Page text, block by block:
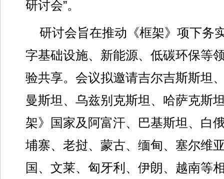
研讨会”。
研讨会旨在推动《框架》项下务
字基础设施、新能源、低碳环保等
验共享。会议拟邀请吉尔吉斯斯坦
曼斯坦、乌兹别克斯坦、哈萨克斯
架》国家及阿富汗、巴基斯坦、白
埔寨、老挝、蒙古、缅甸、塞尔维
国、文莱、匈牙利、伊朗、越南等